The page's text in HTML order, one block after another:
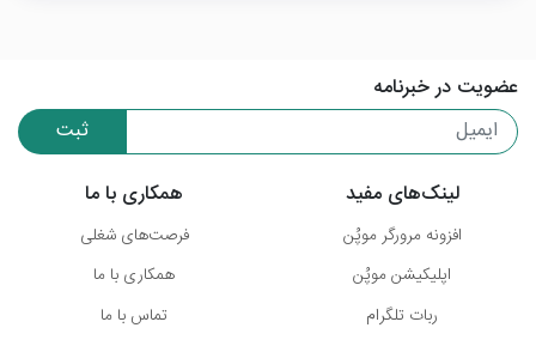
عضویت در خبرنامه
ثبت
لینک‌های مفید
افزونه مرورگر موپُن
اپلیکیشن موپُن
ربات تلگرام
همکاری با ما
فرصت‌های شغلی
همکاری با ما
تماس با ما